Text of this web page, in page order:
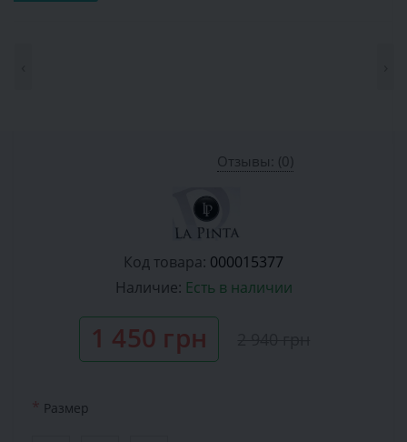
Отзывы: (0)
Код товара: 000015377
Наличие: Есть в наличии
1 450 грн
* Размер